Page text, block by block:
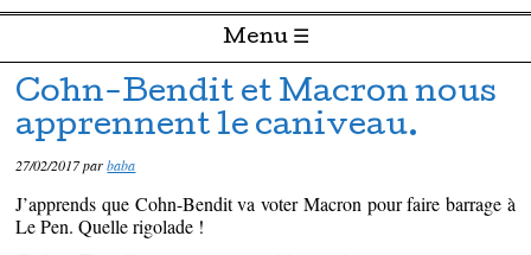
Menu ☰
Passer directement au contenu
Cohn-Bendit et Macron nous
apprennent le caniveau.
27/02/2017parbaba
J’apprends que Cohn-Bendit va voter Macron pour faire barrage à
Le Pen. Quelle rigolade !